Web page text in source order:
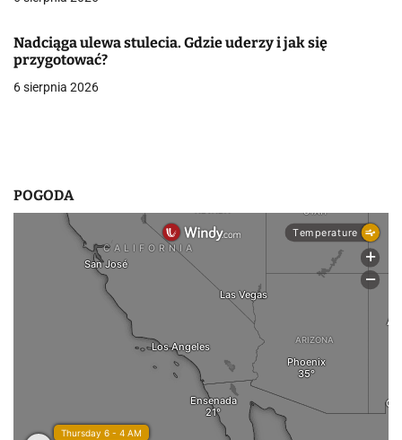
s
u
Nadciąga ulewa stulecia. Gdzie uderzy i jak się
przygotować?
6 sierpnia 2026
POGODA